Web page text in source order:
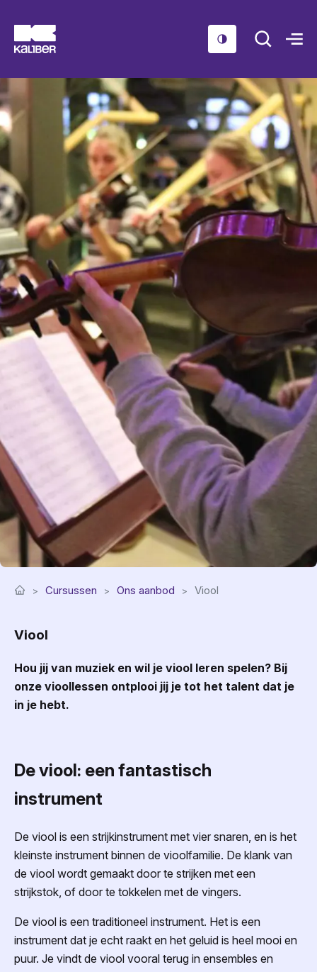
Scholen
Sociaal domein
Over ons
Nieuws & Agenda
Contact
Cursussen Ons aanbod Viool
Viool
Hou jij van muziek en wil je viool leren spelen? Bij
onze vioollessen ontplooi jij je tot het talent dat je
in je hebt.
De viool: een fantastisch
instrument
De viool is een strijkinstrument met vier snaren, en is het
kleinste instrument binnen de vioolfamilie. De klank van
de viool wordt gemaakt door te strijken met een
strijkstok, of door te tokkelen met de vingers.
De viool is een traditioneel instrument. Het is een
instrument dat je echt raakt en het geluid is heel mooi en
puur. Je vindt de viool vooral terug in ensembles en